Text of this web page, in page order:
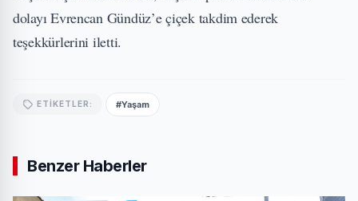
dolayı Evrencan Gündüz’e çiçek takdim ederek
teşekkürlerini iletti.
ETIKETLER: #Yaşam
Benzer Haberler